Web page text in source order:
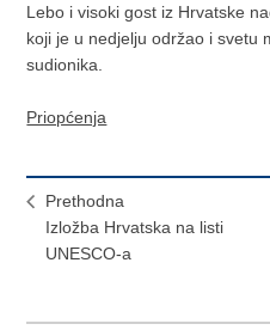
Lebo i visoki gost iz Hrvatske
koji je u nedjelju održao i svetu
sudionika.
Priopćenja
Prethodna
Izložba Hrvatska na listi
UNESCO-a